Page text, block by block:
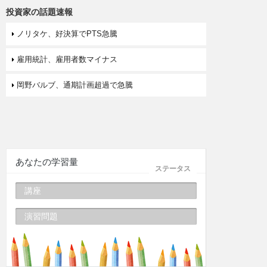
投資家の話題速報
ノリタケ、好決算でPTS急騰
雇用統計、雇用者数マイナス
岡野バルブ、通期計画超過で急騰
ステータス
あなたの学習量
講座
演習問題